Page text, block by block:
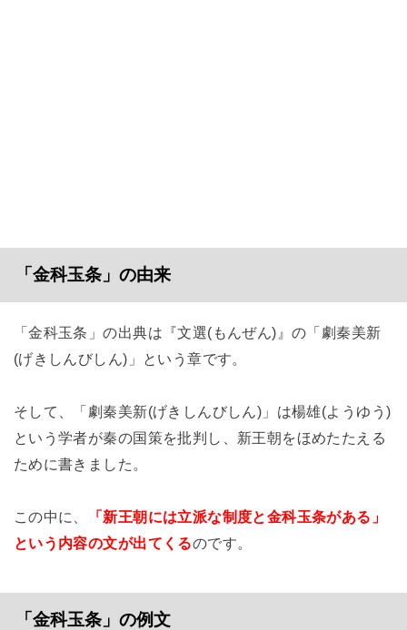
「金科玉条」の由来
「金科玉条」の出典は『文選(もんぜん)』の「劇秦美新
(げきしんびしん)」という章です。
そして、「劇秦美新(げきしんびしん)」は楊雄(ようゆう)
という学者が秦の国策を批判し、新王朝をほめたたえる
ために書きました。
この中に、
「新王朝には立派な制度と金科玉条がある」
という内容の文が出てくるのです。
「金科玉条」の例文